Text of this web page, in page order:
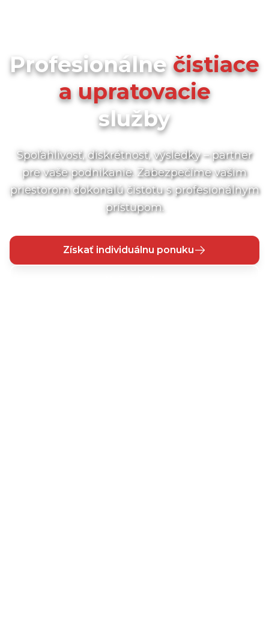
Profesionálne čistiace
a upratovacie
služby
Spoľahlivosť, diskrétnosť, výsledky – partner
pre vaše podnikanie. Zabezpečíme vašim
priestorom dokonalú čistotu s profesionálnym
prístupom.
Získať individuálnu ponuku